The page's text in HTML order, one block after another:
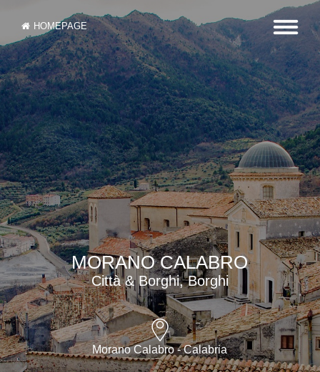
HOMEPAGE
MORANO CALABRO
Città & Borghi, Borghi
Morano Calabro - Calabria